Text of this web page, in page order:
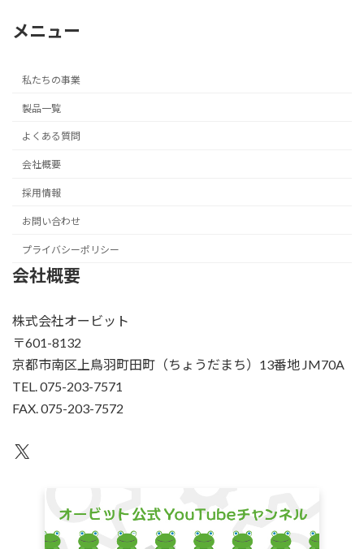
メニュー
私たちの事業
製品一覧
よくある質問
会社概要
採用情報
お問い合わせ
プライバシーポリシー
会社概要
株式会社オービット
〒601-8132
京都市南区上鳥羽町田町（ちょうだまち）13番地 JM70A
TEL. 075-203-7571
FAX. 075-203-7572
X